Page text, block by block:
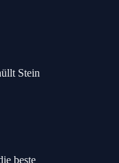
Stein
beste